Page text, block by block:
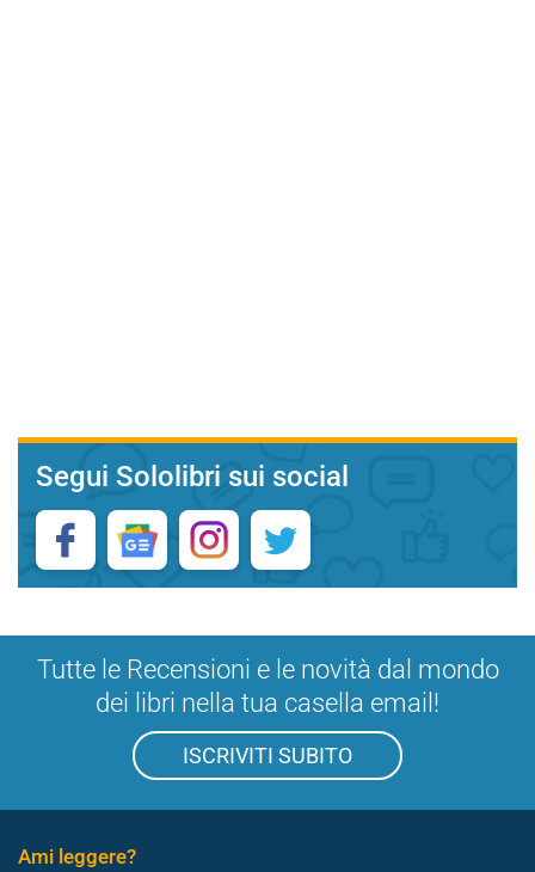
Segui Sololibri sui social
Tutte le Recensioni e le novità dal mondo
dei libri nella tua casella email!
ISCRIVITI SUBITO
Ami leggere?